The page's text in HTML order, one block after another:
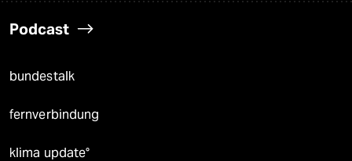
Podcast
bundestalk
fernverbindung
klima update°